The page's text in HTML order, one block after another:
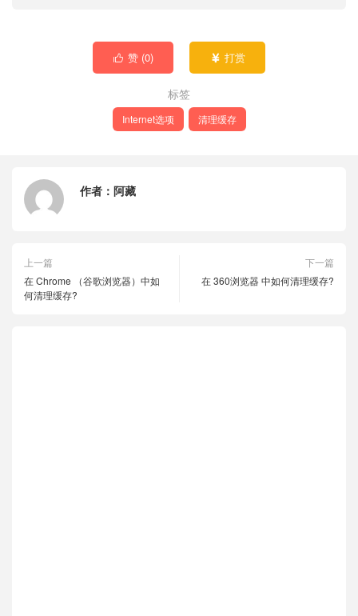
 赞 (0)  打赏
标签
Internet选项 清理缓存
作者： 阿藏
上一篇
在 Chrome （谷歌浏览器）中如
何清理缓存?
下一篇
在 360浏览器 中如何清理缓存?